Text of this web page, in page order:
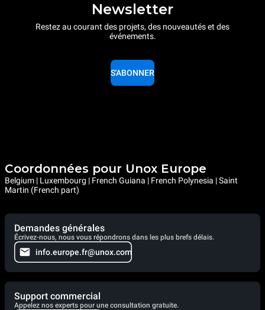
Newsletter
Restez au courant des projets, des nouveautés et des
événements.
S'ABONNER
Coordonnées pour Unox Europe
Belgium | Luxembourg | French Guiana | French Polynesia | Saint
Martin (French part)
Demandes générales
Écrivez-nous, nous vous répondrons dans les plus brefs délais.
info.europe.fr@unox.com
Support commercial
Appelez nos experts pour une consultation gratuite.